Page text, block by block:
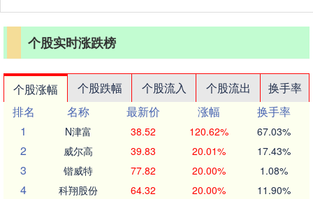
个股实时涨跌榜
个股涨幅 个股跌幅 个股流入 个股流出
换手率
排名
名称 最新价 涨幅
换手率
1
N津富 38.52 120.62% 67.03%
2 威尔高 39.83 20.01% 17.43%
3 锴威特 77.82 20.00% 1.08%
4 科翔股份 64.32 20.00% 11.90%